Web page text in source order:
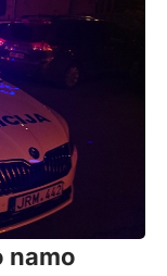
namo